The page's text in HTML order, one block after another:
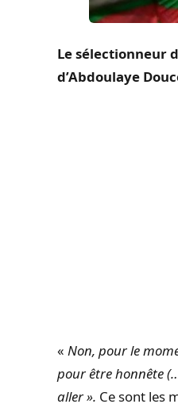
Le sélectionneur
d’Abdoulaye
« Non, pour le
pour être honnête
aller ». Ce sont les